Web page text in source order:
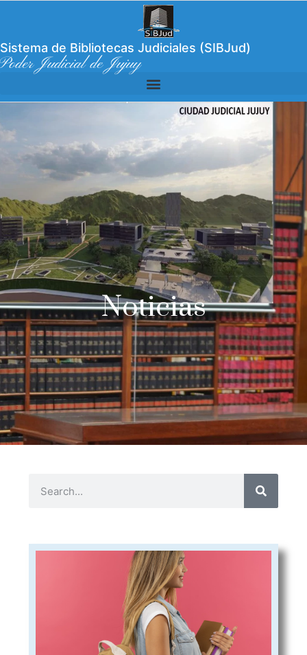
Sistema de Bibliotecas Judiciales (SIBJud)
Poder Judicial de Jujuy
Noticias